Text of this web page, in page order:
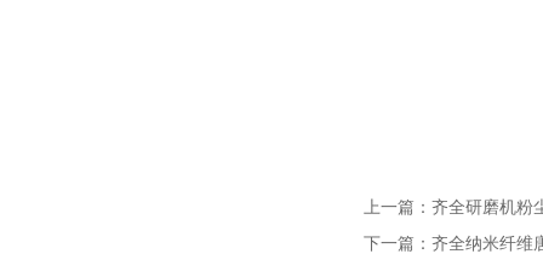
上一篇： 齐全研磨机粉
下一篇： 齐全纳米纤维